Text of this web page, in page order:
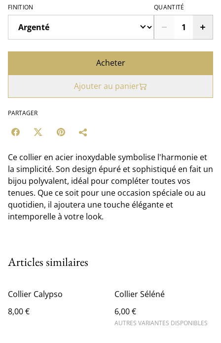
FINITION QUANTITÉ
Acheter
Ajouter au panier
PARTAGER
Ce collier en acier inoxydable symbolise l'harmonie et
la simplicité. Son design épuré et sophistiqué en fait un
bijou polyvalent, idéal pour compléter toutes vos
tenues. Que ce soit pour une occasion spéciale ou au
quotidien, il ajoutera une touche élégante et
intemporelle à votre look.
Articles similaires
Collier Calypso
8,00 €
Collier Séléné
6,00 €
AUTRES VARIANTES DISPONIBLES